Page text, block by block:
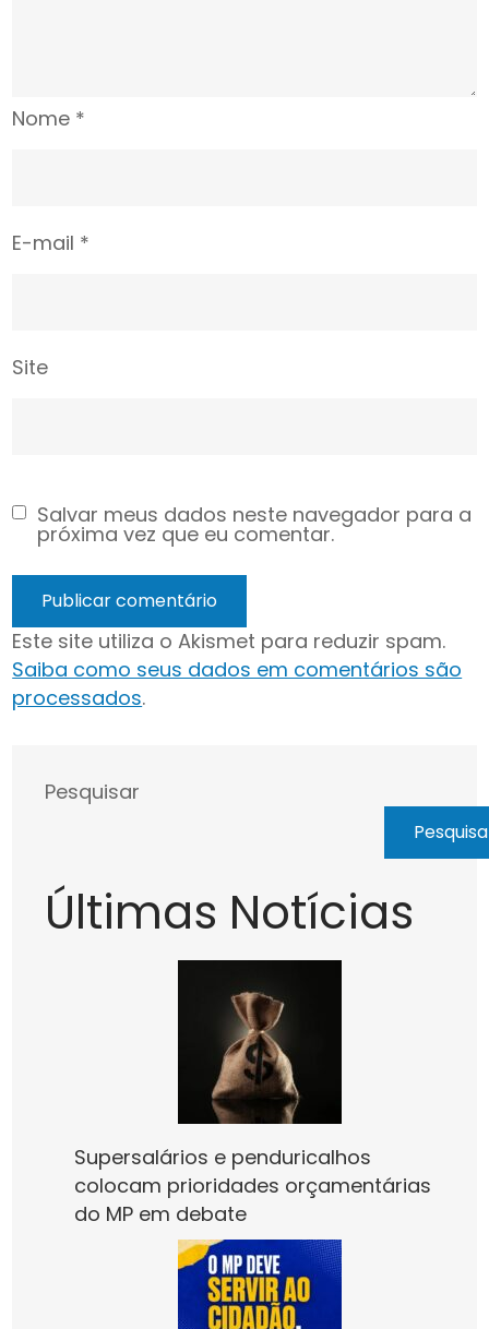
Nome *
E-mail *
Site
Salvar meus dados neste navegador para a
próxima vez que eu comentar.
Este site utiliza o Akismet para reduzir spam.
Saiba como seus dados em comentários são
processados.
Pesquisar
Últimas Notícias
Supersalários e penduricalhos
colocam prioridades orçamentárias
do MP em debate